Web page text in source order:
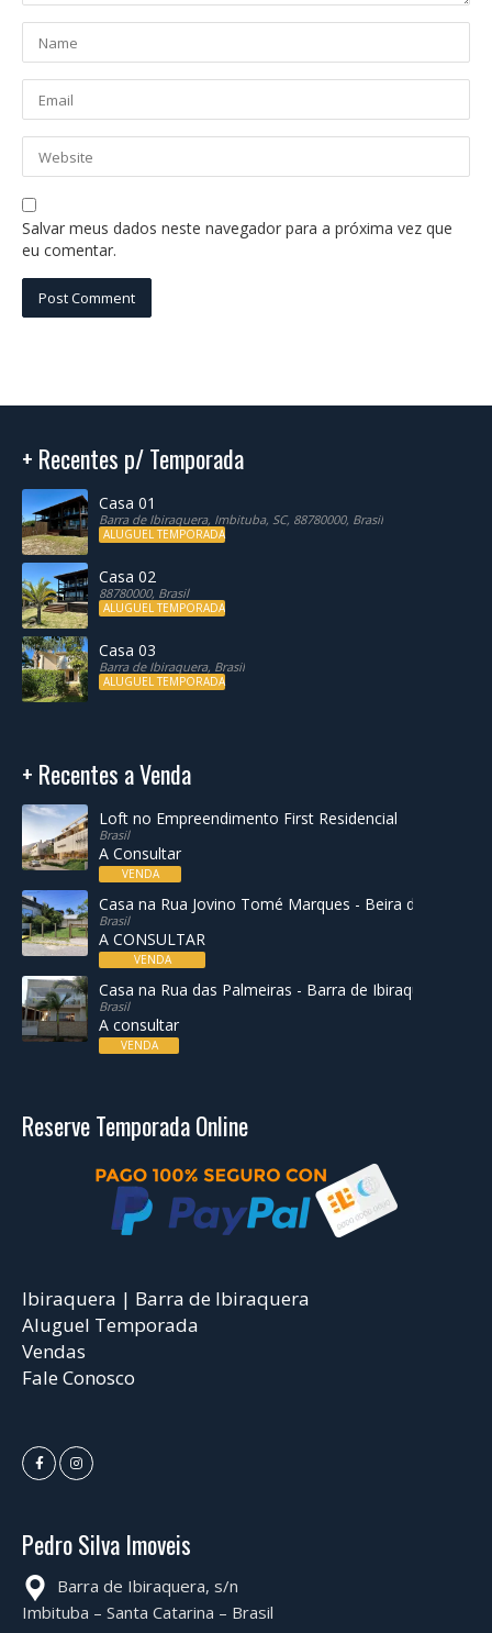
Salvar meus dados neste navegador para a próxima vez que
eu comentar.
+ Recentes p/ Temporada
Casa 01
Barra de Ibiraquera, Imbituba, SC, 88780000, Brasil
ALUGUEL TEMPORADA
Casa 02
88780000, Brasil
ALUGUEL TEMPORADA
Casa 03
Barra de Ibiraquera, Brasil
ALUGUEL TEMPORADA
+ Recentes a Venda
Loft no Empreendimento First Residencial
Brasil
A Consultar
VENDA
Casa na Rua Jovino Tomé Marques - Beira da Lagoa
Brasil
A CONSULTAR
VENDA
Casa na Rua das Palmeiras - Barra de Ibiraquera
Brasil
A consultar
VENDA
Reserve Temporada Online
Ibiraquera | Barra de Ibiraquera
Aluguel Temporada
Vendas
Fale Conosco
Pedro Silva Imoveis
Barra de Ibiraquera, s/n
Imbituba – Santa Catarina – Brasil